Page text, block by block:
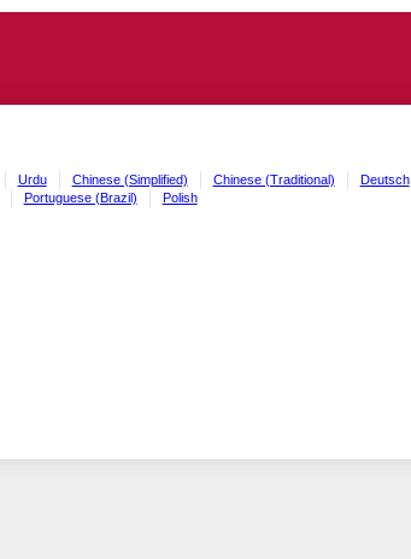
Urdu Chinese (Simplified) Chinese (Traditional) Deutsch
Portuguese (Brazil) Polish